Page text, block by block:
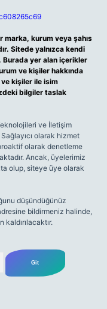
kurum veya şahıs
Sitede yalnızca kendi
Burada yer alan içerikler
ve kişiler hakkında
ve kişiler ile isim
bilgiler taslak
ve İletişim
olarak hizmet
olarak denetleme
Ancak, üyelerimiz
olup, siteye üye olarak
düşündüğünüz
bildirmeniz halinde,